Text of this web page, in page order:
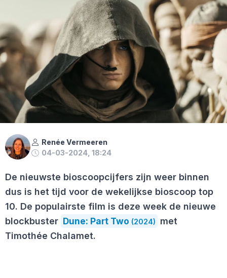
Renée Vermeeren
04-03-2024, 18:24
De nieuwste bioscoopcijfers zijn weer binnen
dus is het tijd voor de wekelijkse bioscoop top
10. De populairste film is deze week de nieuwe
blockbuster Dune: Part Two (2024)
met
Timothée Chalamet.